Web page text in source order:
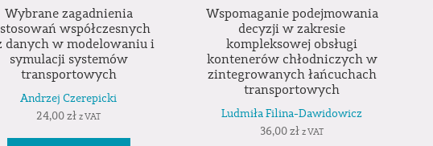
Wybrane zagadnienia
współczesnych
danych w modelowaniu i
symulacji systemów
transportowych
Andrzej Czerepicki
24,00zł z VAT
Wspomaganie podejmowania
decyzji w zakresie
kompleksowej obsługi
kontenerów chłodniczych w
zintegrowanych łańcuchach
transportowych
Ludmiła Filina-Dawidowicz
36,00zł z VAT